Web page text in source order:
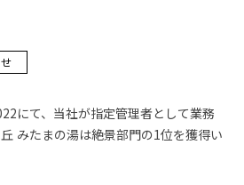
にて、当社が指定管理者として業務
みたまの湯は絶景部門の1位を獲得い